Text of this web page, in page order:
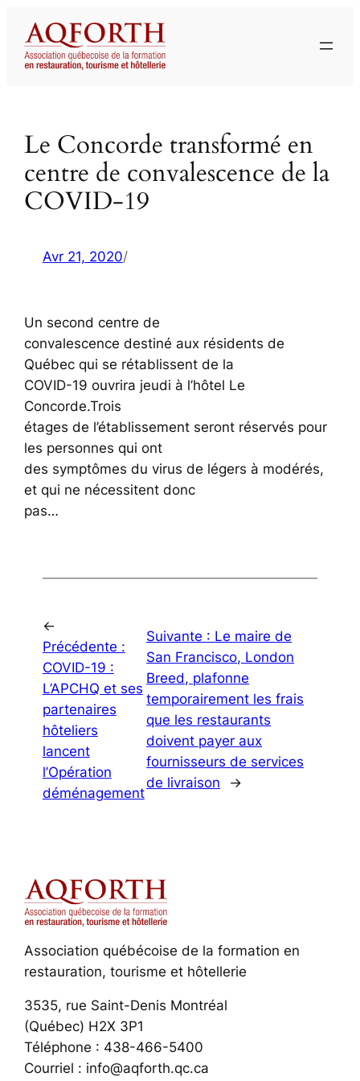
contenu
Le Concorde transformé en
centre de convalescence de la
COVID-19
Avr 21, 2020/
Un second centre de
convalescence destiné aux résidents de
Québec qui se rétablissent de la
COVID-19 ouvrira jeudi à l’hôtel Le
Concorde.Trois
étages de l’établissement seront réservés pour
les personnes qui ont
des symptômes du virus de légers à modérés,
et qui ne nécessitent donc
pas…
←
Précédente :
COVID-19 :
L’APCHQ et ses
partenaires
hôteliers
lancent
l’Opération
déménagement
Suivante : Le maire de
San Francisco, London
Breed, plafonne
temporairement les frais
que les restaurants
doivent payer aux
fournisseurs de services
de livraison
→
Association québécoise de la formation en
restauration, tourisme et hôtellerie
3535, rue Saint-Denis Montréal
(Québec) H2X 3P1
Téléphone : 438-466-5400
Courriel : info@aqforth.qc.ca